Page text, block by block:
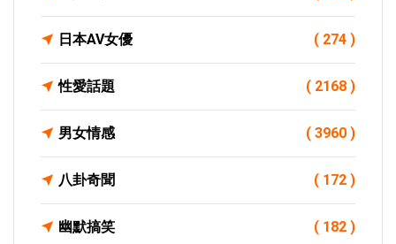
日本AV女優 ( 274 )
性愛話題 ( 2168 )
男女情感 ( 3960 )
八卦奇聞 ( 172 )
幽默搞笑 ( 182 )